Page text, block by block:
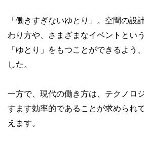
「働きすぎないゆとり」。空間の設
わり方や、さまざまなイベントとい
「ゆとり」をもつことができるよう
した。
一方で、現代の働き方は、テクノロ
すます効率的であることが求められ
えます。